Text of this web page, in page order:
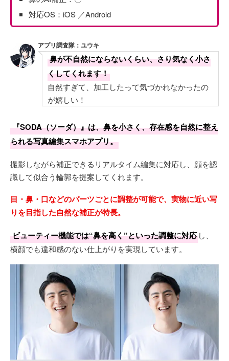
対応OS：iOS ／Android
アプリ調査隊：ユウキ
鼻が不自然にならないくらい、さり気なく小さ
くしてくれます！
自然すぎて、加工したって気づかれなかったの
が嬉しい！
『SODA（ソーダ）』は、鼻を小さく、存在感を自然に整え
られる写真編集スマホアプリ。
撮影しながら補正できるリアルタイム編集に対応し、顔を認
識して似合う輪郭を提案してくれます。
目・鼻・口などのパーツごとに調整が可能で、実物に近い写
りを目指した自然な補正が特長。
ビューティー機能では“鼻を高く”といった調整に対応 し、
横顔でも違和感のない仕上がりを実現しています。